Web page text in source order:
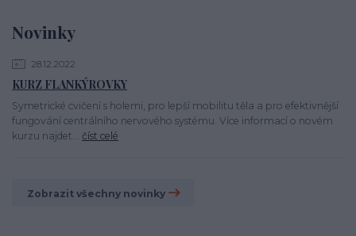
Novinky
28.12.2022
KURZ FLANKÝROVKY
Symetrické cvičení s holemi, pro lepší mobilitu těla a pro efektivnější
fungování centrálního nervového systému. Více informací o novém
kurzu najdet... číst celé
Zobrazit všechny novinky